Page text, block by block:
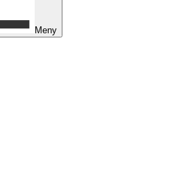
Meny